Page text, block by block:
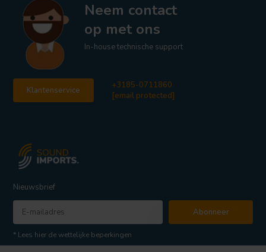
Neem contact
op met ons
In-house technische support
Klantenservice
+3185-0711860
[email protected]
Nieuwsbrief
Abonneer
* Lees hier de wettelijke beperkingen